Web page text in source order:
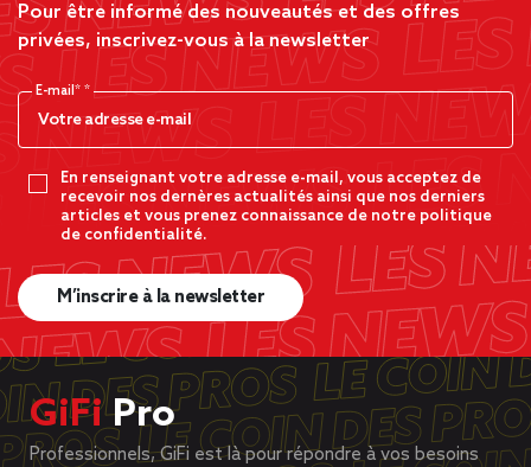
Pour être informé des nouveautés et des offres
privées, inscrivez-vous à la newsletter
E-mail*
En renseignant votre adresse e-mail, vous acceptez de
recevoir nos dernères actualités ainsi que nos derniers
articles et vous prenez connaissance de notre politique
de confidentialité.
M’inscrire à la newsletter
GiFiPro
Professionnels, GiFi est là pour répondre à vos besoins